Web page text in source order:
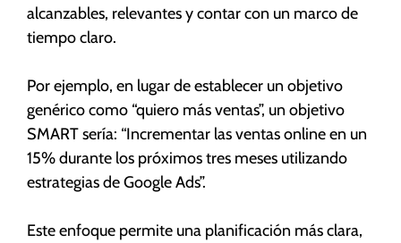
alcanzables, relevantes y contar con un marco de
tiempo claro.
Por ejemplo, en lugar de establecer un objetivo
genérico como “quiero más ventas”, un objetivo
SMART sería: “Incrementar las ventas online en un
15% durante los próximos tres meses utilizando
estrategias de Google Ads”.
Este enfoque permite una planificación más clara,